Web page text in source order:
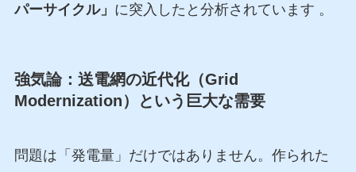
パーサイクル」 に突入したと分析されています 。
強気論：送電網の近代化（Grid
Modernization）という巨大な需要
問題は「発電量」だけではありません。作られた